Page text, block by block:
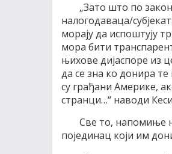
„Зато што по
налогодаваца/
морају да испоштују
мора бити
њихове дијаспоре из
да се зна ко донира те
су грађани Америке,
странци…“ наводи
Све то, напомиње
појединац који им